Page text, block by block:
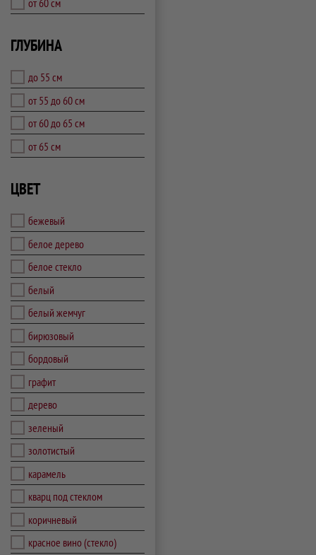
ГЛУБИНА
до 55 см
от 55 до 60 см
от 60 до 65 см
от 65 см
ЦВЕТ
бежевый
белое дерево
белое стекло
белый
белый жемчуг
бирюзовый
бордовый
графит
дерево
зеленый
золотистый
карамель
кварц под стеклом
коричневый
красное вино (стекло)